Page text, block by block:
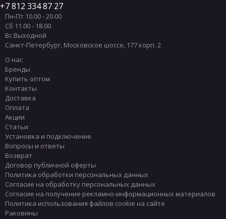
7 812 334 87 27
Пн-Пт 10.00 - 20.00
Сб 11.00 - 18.00
Вс Выходной
Санкт-Петербург, Московское шоссе, 177 корп. 2
О нас
Бренды
Купить оптом
Контакты
Доставка
Оплата
Акции
Статьи
Установка и подключение
Вопросы и ответы
Возврат
Договор публичной оферты
Политика обработки персональных данных
Согласие на обработку персональных данных
Согласие на получение рекламно-информационных материалов
Политика использования файлов cookie на сайте
Раковины